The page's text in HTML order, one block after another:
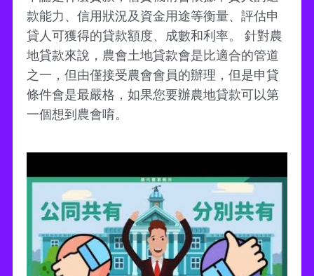
款能力、信用狀況及資金用途等衡量、評估申
貸人可獲得的貸款額度、成數和利率。 針對農
地貸款來說，農會土地貸款會是比適合的管道
之一，但由僅接受農會會員的辦理，但是申貸
條件會是最嚴格，如果您要辦農地貸款可以第
一個想到農會唷。